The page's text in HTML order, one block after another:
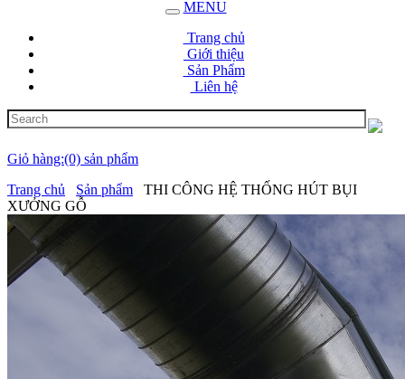
MENU
Trang chủ
Giới thiệu
Sản Phẩm
Liên hệ
Giỏ hàng:(0) sản phẩm
Trang chủ
Sản phẩm
THI CÔNG HỆ THỐNG HÚT BỤI
XƯỞNG GỖ